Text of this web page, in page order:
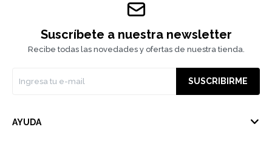
Suscríbete a nuestra newsletter
Recibe todas las novedades y ofertas de nuestra tienda.
SUSCRIBIRME
AYUDA